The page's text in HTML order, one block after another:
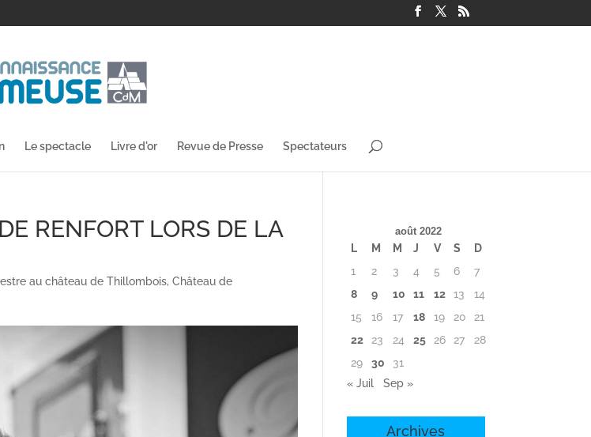
Le spectacle Livre d'or Revue de Presse Spectateurs
RENFORT LORS DE LA
au château de Thillombois,Château de
août 2022
L M M J V S
D
1
2 3 4 5 6
7
8
9 10 11 12 13
14
15
16 17 18 19 20
21
22
23 24 25 26 27
28
29
30
31
« Juil
Sep »
Archives